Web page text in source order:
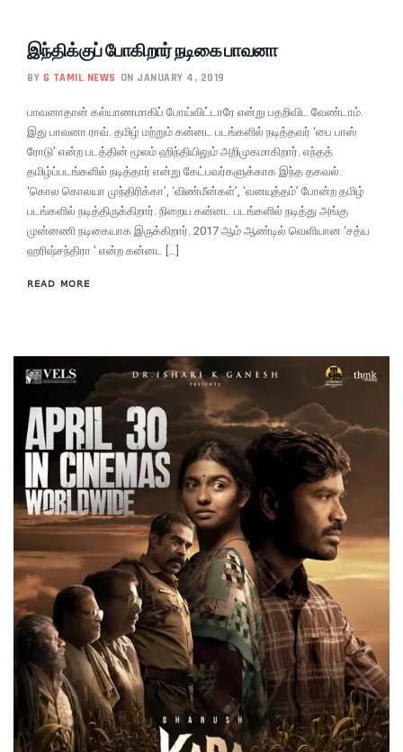
இந்திக்குப் போகிறார் நடிகை பாவனா
BY G TAMIL NEWS ON JANUARY 4, 2019
பாவனாதான் கல்யாணமாகிப் போய்விட்டாரே என்று பதறிவிட வேண்டாம்.
இது பாவனா ராவ். தமிழ் மற்றும் கன்னட படங்களில் நடித்தவர் ‘பை பாஸ்
ரோடு’ என்ற படத்தின் மூலம் ஹிந்தியிலும் அறிமுகமாகிறார். எந்தத்
தமிழ்ப்படங்களில் நடித்தார் என்று கேட்பவர்களுக்காக இந்த தகவல்.
‘கொல கொலயா முந்திரிக்கா’, ‘விண்மீன்கள்’, ‘வனயுத்தம்’ போன்ற தமிழ்
படங்களில் நடித்திருக்கிறார். நிறைய கன்னட படங்களில் நடித்து அங்கு
முன்னணி நடிகையாக இருக்கிறார். 2017 ஆம் ஆண்டில் வெளியான ‘சத்ய
ஹரிஷ்சந்திரா ’ என்ற கன்னட […]
READ MORE